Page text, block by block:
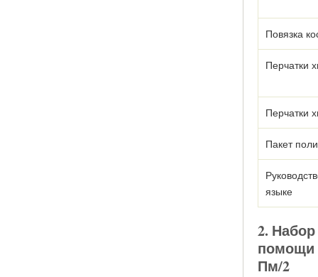
Повязка
Перчатки
Перчатки
Пакет
языке
2.
помощи
Пм/2